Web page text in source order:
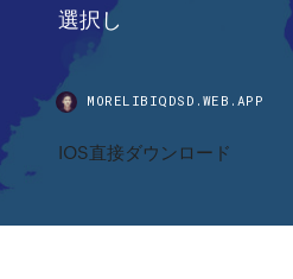
選択し
MORELIBIQDSD.WEB.APP
IOS直接ダウンロード